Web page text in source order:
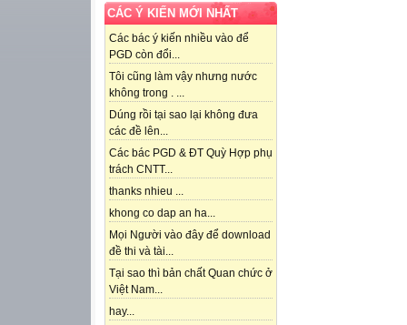
CÁC Ý KIẾN MỚI NHẤT
Các bác ý kiến nhiều vào để
PGD còn đổi...
Tôi cũng làm vậy nhưng nước
không trong . ...
Dúng rồi tại sao lại không đưa
các đề lên...
Các bác PGD & ĐT Quỳ Hợp phụ
trách CNTT...
thanks nhieu ...
khong co dap an ha...
Mọi Người vào đây để download
đề thi và tài...
Tại sao thì bản chất Quan chức ở
Việt Nam...
hay...